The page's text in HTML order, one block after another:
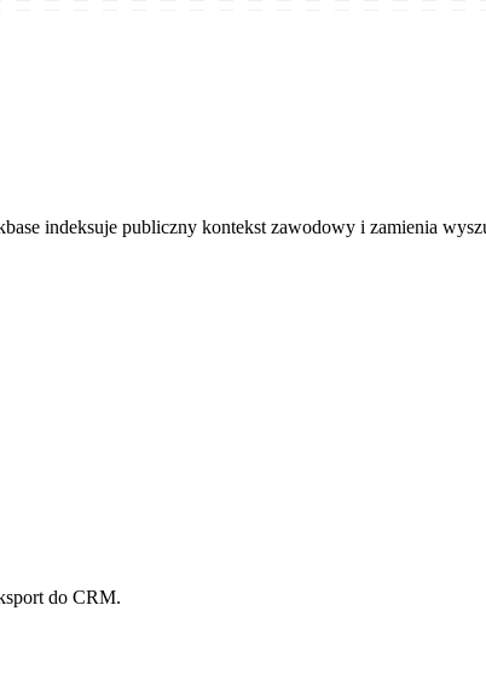
indeksuje publiczny kontekst zawodowy i zamienia
do CRM.